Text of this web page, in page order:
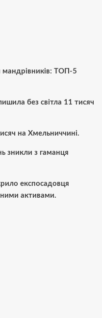
мандрівників: ТОП-5
без світла 11 тисяч
на Хмельниччині.
зникли з гаманця
експосадовця
активами.